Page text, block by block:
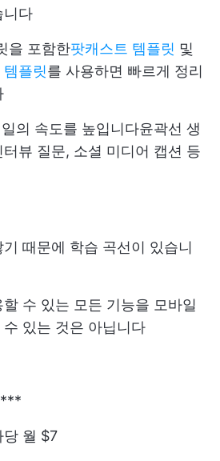
니다
을 포함한팟캐스트 템플릿 및
플릿를 사용하면 빠르게 정리
일의 속도를 높입니다윤곽선 생
뷰 질문, 소셜 미디어 캡션 등
때문에 학습 곡선이 있습니
수 있는 모든 기능을 모바일
있는 것은 아닙니다
당 월 $7